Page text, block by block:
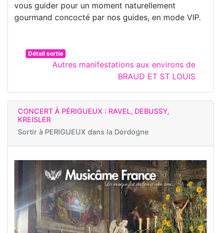
vous guider pour un moment naturellement
gourmand concocté par nos guides, en mode VIP.
Détail sortie
Autres manifestations aux environs de
BRAUD ET ST LOUIS
CONCERT À PÉRIGUEUX : RAVEL, DEBUSSY,
KREISLER
Sortir à PERIGUEUX dans la Dordogne